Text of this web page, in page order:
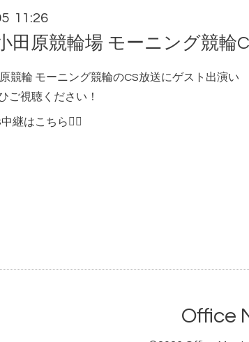
11:26
田原競輪場 モーニング競輪
競輪 モーニング競輪のCS放送にゲスト出演い
ご視聴ください！
継はこちら💁‍♀️
Office